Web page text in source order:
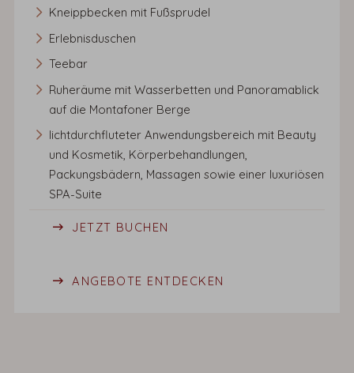
Kneippbecken mit Fußsprudel
Erlebnisduschen
Teebar
Ruheräume mit Wasserbetten und Panoramablick
auf die Montafoner Berge
lichtdurchfluteter Anwendungsbereich mit Beauty
und Kosmetik, Körperbehandlungen,
Packungsbädern, Massagen sowie einer luxuriösen
SPA-Suite
JETZT BUCHEN
ANGEBOTE ENTDECKEN